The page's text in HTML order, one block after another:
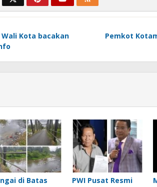
Wali Kota bacakan
Pemkot
di Batas
PWI Pusat Resmi